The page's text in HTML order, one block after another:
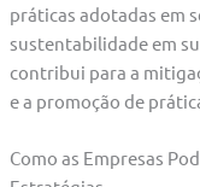
práticas adotadas em
sustentabilidade em
contribui para a
e a promoção de
Como as Empresas